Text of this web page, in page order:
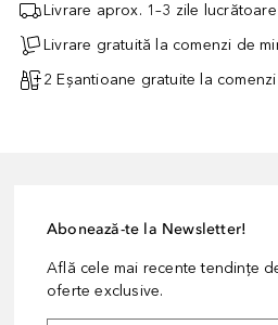
Livrare aprox. 1–3 zile lucrătoare
Livrare gratuită la comenzi de
2 Eșantioane gratuite la comenzi
Abonează-te la Newsletter!
Află cele mai recente tendințe
oferte exclusive.